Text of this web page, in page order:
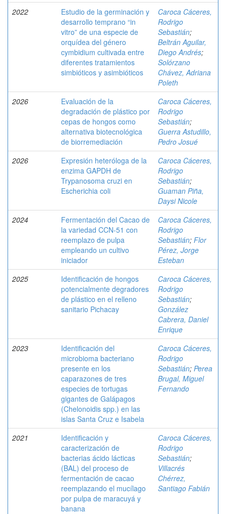
2022
Estudio de la germinación y
desarrollo temprano “in
vitro” de una especie de
orquídea del género
cymbidium cultivada entre
diferentes tratamientos
simbióticos y asimbióticos
Caroca Cáceres,
Rodrigo
Sebastián;
Beltrán Aguilar,
Diego Andrés;
Solórzano
Chávez, Adriana
Poleth
2026
Evaluación de la
degradación de plástico por
cepas de hongos como
alternativa biotecnológica
de biorremediación
Caroca Cáceres,
Rodrigo
Sebastián;
Guerra Astudillo,
Pedro Josué
2026
Expresión heteróloga de la
enzima GAPDH de
Trypanosoma cruzi en
Escherichia coli
Caroca Cáceres,
Rodrigo
Sebastián;
Guaman Piña,
Daysi Nicole
2024
Fermentación del Cacao de
la variedad CCN-51 con
reemplazo de pulpa
empleando un cultivo
iniciador
Caroca Cáceres,
Rodrigo
Sebastián; Flor
Pérez, Jorge
Esteban
2025
Identificación de hongos
potencialmente degradores
de plástico en el relleno
sanitario Pichacay
Caroca Cáceres,
Rodrigo
Sebastián;
González
Cabrera, Daniel
Enrique
2023
Identificación del
microbioma bacteriano
presente en los
caparazones de tres
especies de tortugas
gigantes de Galápagos
(Chelonoidis spp.) en las
islas Santa Cruz e Isabela
Caroca Cáceres,
Rodrigo
Sebastián; Perea
Brugal, Miguel
Fernando
2021
Identificación y
caracterización de
bacterias ácido lácticas
(BAL) del proceso de
fermentación de cacao
reemplazando el mucílago
por pulpa de maracuyá y
banana
Caroca Cáceres,
Rodrigo
Sebastián;
Villacrés
Chérrez,
Santiago Fabián